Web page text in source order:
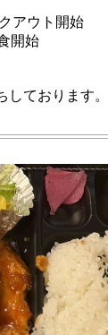
アウト開始
開始
ております。